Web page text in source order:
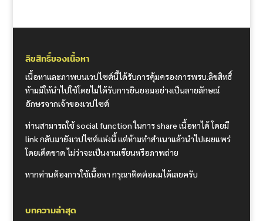
ลิขสิทธิ์ของเนื้อหา
เนื้อหาและภาพบนเวปไซต์นี้ได้รับการคุ้มครองการพรบ.ลิขสิทธิ์
ห้ามมิให้นำไปใช้โดยไม่ได้รับการยินยอมอย่างเป็นลายลักษณ์
อักษรจากเจ้าของเวปไซต์
ท่านสามารถใช้ social function ในการ share เนื้อหาได้ โดยมี
link กลับมายังเวปไซต์แห่งนี้ แต่ห้ามทำสำเนาแล้วนำไปเผยแพร่
โดยเด็ดขาด ไม่ว่าจะเป็นงานเขียนหรือภาพถ่าย
หากท่านต้องการใช้เนื้อหา กรุณาติดต่อผมได้เลยครับ
บทความล่าสุด